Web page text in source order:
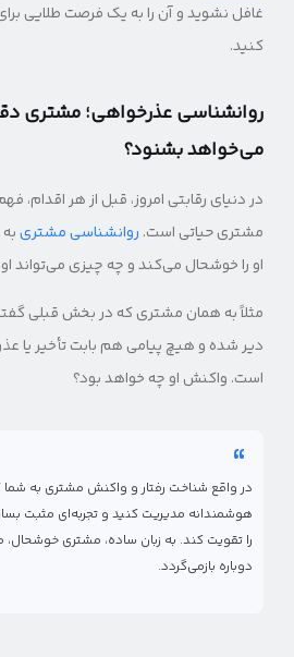
غافل نشوید و آن را به یک فرصت طلایی
کنید.
روانشناسی عذرخواهی؛ مشتری
می‌خواهد بشنود؟
در دنیای رقابتی امروز، قبل از هر اقدام،
مشتری حیاتی است. روانشناسی مشتری
او را خوشحال می‌کند و چه چیزی می‌تواند او
مثلاً به همان مشتری که در بخش قبلی
دیر شده و هیچ پیامی هم بابت تأخیر یا
است. واکنش او چه خواهد بود؟
در واقع شناخت رفتار و واکنش مشتری به
هوشمندانه مدیریت کنید و تجربه‌ای مثبت
را تقویت کند. به زبان ساده، مشتری خوشحال،
دوباره بازمی‌گردد.